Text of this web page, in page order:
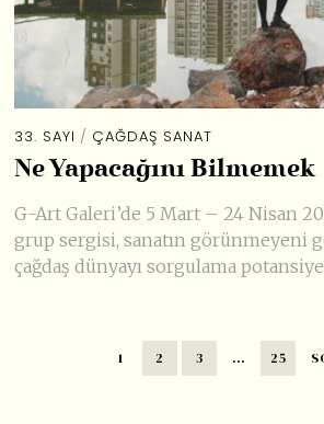
33. SAYI / ÇAĞDAŞ SANAT
Ne Yapacağını Bilmemek
G-Art Galeri’de 5 Mart – 24 Nisan
grup sergisi, sanatın görünmeyeni
çağdaş dünyayı sorgulama
1 2 3 … 25